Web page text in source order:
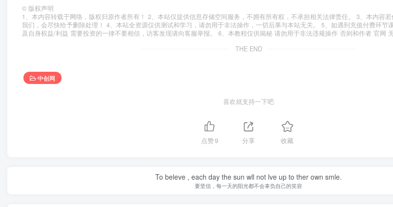
© 版权声明
1、本内容转载于网络，版权归原作者所有！ 2、本站仅提供信息存储空间服务，不拥有所有权，不承担相关法律责任。 3、本内容
我们，会尽快给予删除处理！ 4、本站全资源仅供测试和学习，请勿用于非法操作，一切后果与本站无关。 5、如遇到充值付费环节
及自身权益/利益 需要投资的一律不要相信，访客发现请向客服举报。 6、本教程仅供揭秘 请勿用于非法违规操作 否则和作者 官网
THE END
中创网
喜欢就支持一下吧
点赞9 分享 收藏
To beleve , each day the sun wll not lve up to ther own smle.
要坚信，每一天的阳光都不会辜负自己的笑容